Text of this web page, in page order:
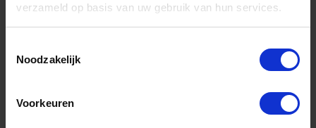
verzameld op basis van uw gebruik van hun services.
Noodzakelijk
Voorkeuren
Contact
Mijn account